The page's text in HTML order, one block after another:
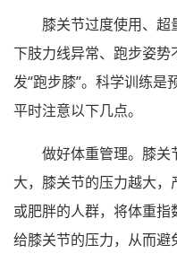
膝关节过度使用、超
下肢力线异常、跑步姿
发“跑步膝”。科学训练是
平时注意以下几点。
做好体重管理。膝关
大，膝关节的压力越大
或肥胖的人群，将体重
给膝关节的压力，从而避